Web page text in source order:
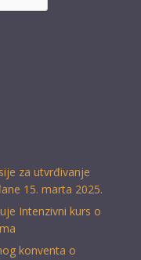
za utvrđivanje
15. marta 2025.
Intenzivni kurs o
konventa o